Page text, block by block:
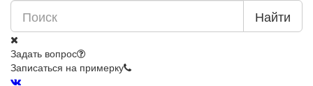
Найти
Задать вопрос
Записаться на примерку